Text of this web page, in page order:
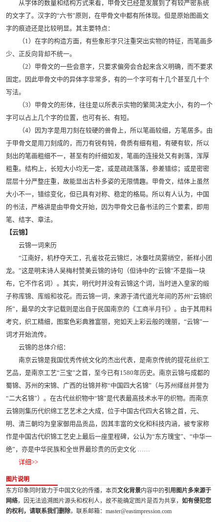
从字体的数量和结构方式来看，甲骨文已经是发展到了有较严密系统
的文字了。汉字的“六书”原则，在甲骨文中都有所体现。但是原始图画文
字的痕迹还是比较明显。其主要特点：
（1）在字的构造方面，有些象形字只注重突出实物的特征，而笔画多
少、正反向背却不统一。
（2）甲骨文的一些会意字，只要求偏旁会合起来含义明确，而不要求
固定。因此甲骨文中的异体字非常多，有的一个字可有十几个甚至几十个
写法。
（3）甲骨文的形体，往往是以所表示实物的繁简决定大小，有的一个
字可以占上几个字的位置，也可有长、有短。
（4）因为字是用刀刻在较硬的兽骨上，所以笔画较细，方笔居多。由
于甲骨文是用刀刻成的，而刀有锐有钝，骨质有细有粗，有硬有软，所以
刻出的笔画粗细不一，甚至有的纤细如发，笔画的连接处又有剥落，浑厚
粗重。结构上，长短大小均无一定，或是疏疏落落，参差错综；或是密密
层层十分严整庄重，故能显出古朴多姿的无限情趣。甲骨文，结体上虽然
大小不一，错综变化，但已具有对称、稳定的格局。所以有人认为，中国
的书法，严格讲是由甲骨文开始，因为甲骨文已备书法的三个要素，即用
笔、结字、章法。
【云锦】
云锦一词来历
“江南好，机杼夺天工，孔雀妆花云锦烂，冰蚕吐凤雾绡空，新样小团
龙。”这是明末诗人吴梅村赞美云锦的诗句（但诗中的“云锦”不是指一块
布，它不作名词）。其实，明代时并没有云锦这个词，当时进入皇家的缎
子称库锦、库缎和妆花。而云锦一词，来源于清代道光年间的苏州“云锦织
所”，最早的文字记载则是出自于民国南京的《工商半月刊》。由于其用料
考究，织工精细，图案色彩典雅富丽，宛如天上彩云般的瑰丽，“云锦”一
词才开始流传。
云锦的总体介绍：
南京云锦是我国优秀传统文化的杰出代表，是南京传统的提花丝织工
艺品，是南京工艺“三宝”之首，至今已有1580年历史。南京云锦与成都的
蜀锦、苏州的宋锦、广西的壮锦并称“中国四大名锦”（与苏州缂丝并誉为
“二大名锦”）。在古代丝织物中“锦”是代表最高技术水平的织物。而南京
云锦则集历代织绵工艺艺术之大成，位于中国古代四大名锦之首，元、
明、清三朝均为皇家御用品贡品，因其丰富的文化和科技内涵，被专家称
作是中国古代织锦工艺史上最后一座里程碑，公认为“东方瑰宝”、“中华一
绝”，亦是中华民族和全世界最珍贵的历史文化 ……
详细>>
图片说明
东方印象同时致力于中国文化的传播，本页文化背景内容中的引用图片多来源于
网络，因无法追溯图片源头和权利人，故不能确定图片是否为共享， 如有侵犯您
的权利，请联系我们删除，联系邮箱：master@eastimpression.com